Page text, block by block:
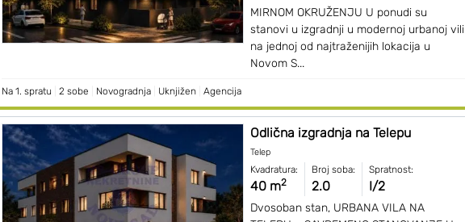
MIRNOM OKRUŽENJU U ponudi su
stanovi u izgradnji u modernoj urbanoj vili
na jednoj od najtraženijih lokacija u
Novom S...
Na 1. spratu 2 sobe Novogradnja Uknjižen Agencija
Odlična izgradnja na Telepu
Telep
Kvadratura:
40 m2
Broj soba:
2.0
Spratnost:
I/2
Dvosoban stan, URBANA VILA NA